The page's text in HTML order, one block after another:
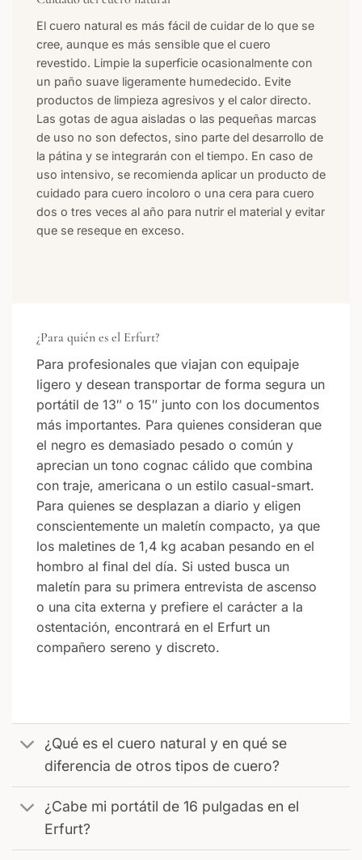
El cuero natural es más fácil de cuidar de lo que se
cree, aunque es más sensible que el cuero
revestido. Limpie la superficie ocasionalmente con
un paño suave ligeramente humedecido. Evite
productos de limpieza agresivos y el calor directo.
Las gotas de agua aisladas o las pequeñas marcas
de uso no son defectos, sino parte del desarrollo de
la pátina y se integrarán con el tiempo. En caso de
uso intensivo, se recomienda aplicar un producto de
cuidado para cuero incoloro o una cera para cuero
dos o tres veces al año para nutrir el material y evitar
que se reseque en exceso.
¿Para quién es el Erfurt?
Para profesionales que viajan con equipaje
ligero y desean transportar de forma segura un
portátil de 13″ o 15″ junto con los documentos
más importantes. Para quienes consideran que
el negro es demasiado pesado o común y
aprecian un tono cognac cálido que combina
con traje, americana o un estilo casual-smart.
Para quienes se desplazan a diario y eligen
conscientemente un maletín compacto, ya que
los maletines de 1,4 kg acaban pesando en el
hombro al final del día. Si usted busca un
maletín para su primera entrevista de ascenso
o una cita externa y prefiere el carácter a la
ostentación, encontrará en el Erfurt un
compañero sereno y discreto.
¿Qué es el cuero natural y en qué se
diferencia de otros tipos de cuero?
¿Cabe mi portátil de 16 pulgadas en el
Erfurt?